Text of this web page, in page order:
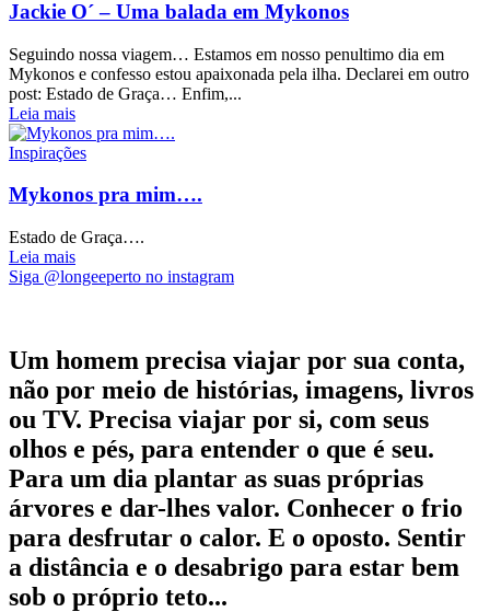
Jackie O´ – Uma balada em Mykonos
Seguindo nossa viagem… Estamos em nosso penultimo dia em
Mykonos e confesso estou apaixonada pela ilha. Declarei em outro
post: Estado de Graça… Enfim,...
Leia mais
Inspirações
Mykonos pra mim….
Estado de Graça….
Leia mais
Siga @longeeperto no instagram
Um homem precisa viajar por sua conta,
não por meio de histórias, imagens, livros
ou TV. Precisa viajar por si, com seus
olhos e pés, para entender o que é seu.
Para um dia plantar as suas próprias
árvores e dar-lhes valor. Conhecer o frio
para desfrutar o calor. E o oposto. Sentir
a distância e o desabrigo para estar bem
sob o próprio teto...